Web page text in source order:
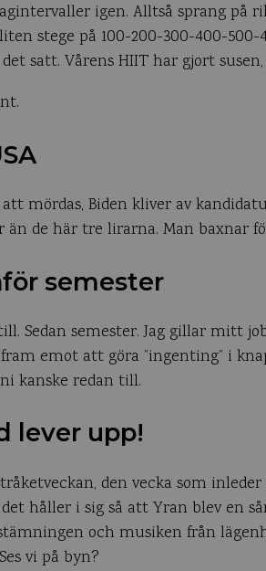
igen. Alltså sprang på
stege på 100-200-300-400-
satt. Vårens HIIT har gjort
mördas, Biden kliver av
än de här tre lirarna. Man baxnar
semester
Sedan semester. Jag gillar mitt
fram emot att göra ”ingenting” i
kanske redan till.
lever upp!
den vecka som
håller i sig så att Yran blev en
och musiken från
vi på byn?